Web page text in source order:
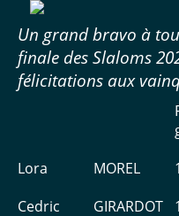
Un grand bravo à
finale des Slaloms
félicitations aux
Lora
MOREL
Cedric
GIRARDOT